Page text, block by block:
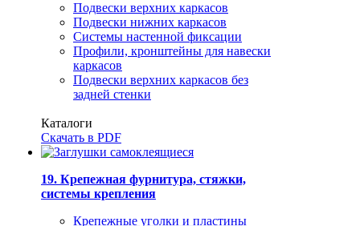
Подвески верхних каркасов
Подвески нижних каркасов
Системы настенной фиксации
Профили, кронштейны для навески
каркасов
Подвески верхних каркасов без
задней стенки
Каталоги
Скачать в PDF
19. Крепежная фурнитура, стяжки,
системы крепления
Крепежные уголки и пластины